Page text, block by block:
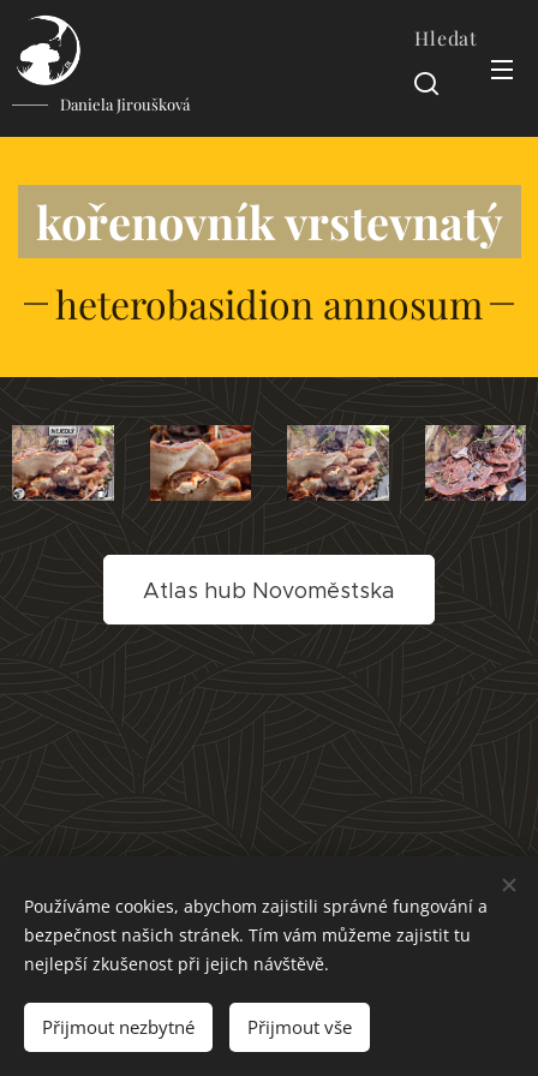
Daniela Jiroušková
Hledat
kořenovník vrstevnatý
heterobasidion annosum
Atlas hub Novoměstska
Cookies
Používáme cookies, abychom zajistili správné fungování a
bezpečnost našich stránek. Tím vám můžeme zajistit tu
nejlepší zkušenost při jejich návštěvě.
Přijmout nezbytné Přijmout vše